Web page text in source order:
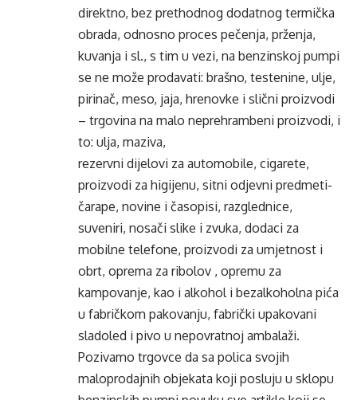
direktno, bez prethodnog dodatnog termička
obrada, odnosno proces pečenja, prženja,
kuvanja i sl., s tim u vezi, na benzinskoj pumpi
se ne može prodavati: brašno, testenine, ulje,
pirinač, meso, jaja, hrenovke i slični proizvodi
– trgovina na malo neprehrambeni proizvodi, i
to: ulja, maziva,
rezervni dijelovi za automobile, cigarete,
proizvodi za higijenu, sitni odjevni predmeti-
čarape, novine i časopisi, razglednice,
suveniri, nosači slike i zvuka, dodaci za
mobilne telefone, proizvodi za umjetnost i
obrt, oprema za ribolov , opremu za
kampovanje, kao i alkohol i bezalkoholna pića
u fabričkom pakovanju, fabrički upakovani
sladoled i pivo u nepovratnoj ambalaži.
Pozivamo trgovce da sa polica svojih
maloprodajnih objekata koji posluju u sklopu